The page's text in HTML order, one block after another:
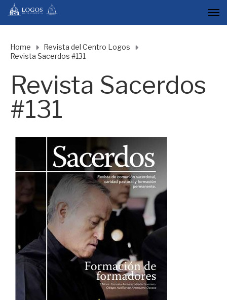
Home
Revista del Centro Logos
Revista Sacerdos #131
Revista Sacerdos
#131